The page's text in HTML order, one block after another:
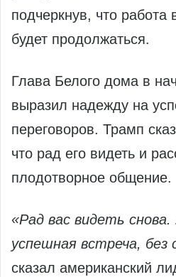
подчеркнув, что работа
будет продолжаться.
Глава Белого дома в
выразил надежду на
переговоров. Трамп
что рад его видеть и
плодотворное общение.
«Рад вас видеть
успешная встреча, без
сказал американский